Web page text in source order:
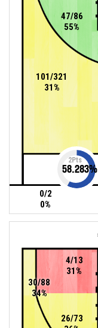
101/321
31%
47/86
55%
0/2
0%
2Pts
58.283%
30/88
34%
26/73
4/13
31%